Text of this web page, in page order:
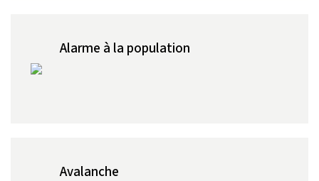
Alarme à la population
Avalanche